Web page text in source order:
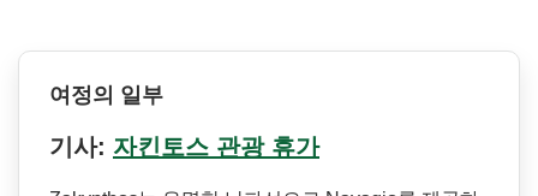
여정의 일부
기사: 자킨토스 관광 휴가